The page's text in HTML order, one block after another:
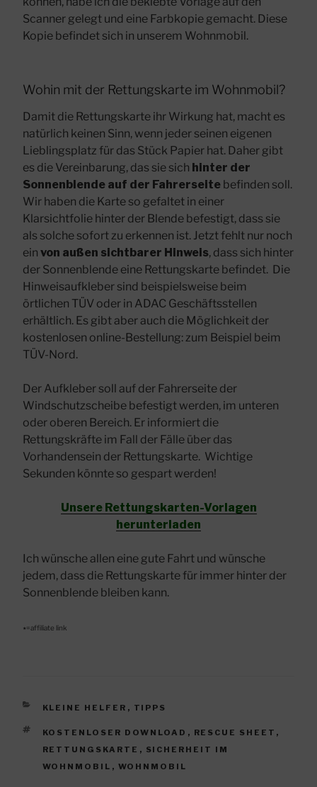
Scanner gelegt und eine Farbkopie gemacht. Diese
Kopie befindet sich in unserem Wohnmobil.
Wohin mit der Rettungskarte im Wohnmobil?
Damit die Rettungskarte ihr Wirkung hat, macht es
natürlich keinen Sinn, wenn jeder seinen eigenen
Lieblingsplatz für das Stück Papier hat. Daher gibt
es die Vereinbarung, das sie sich hinter der
Sonnenblende auf der Fahrerseite befinden soll.
Wir haben die Karte so gefaltet in einer
Klarsichtfolie hinter der Blende befestigt, dass sie
als solche sofort zu erkennen ist. Jetzt fehlt nur noch
ein von außen sichtbarer Hinweis, dass sich hinter
der Sonnenblende eine Rettungskarte befindet. Die
Hinweisaufkleber sind beispielsweise beim
örtlichen TÜV oder in ADAC Geschäftsstellen
erhältlich. Es gibt aber auch die Möglichkeit der
kostenlosen online-Bestellung: zum Beispiel beim
TÜV-Nord.
Der Aufkleber soll auf der Fahrerseite der
Windschutzscheibe befestigt werden, im unteren
oder oberen Bereich. Er informiert die
Rettungskräfte im Fall der Fälle über das
Vorhandensein der Rettungskarte. Wichtige
Sekunden könnte so gespart werden!
Unsere Rettungskarten-Vorlagen
herunterladen
Ich wünsche allen eine gute Fahrt und wünsche
jedem, dass die Rettungskarte für immer hinter der
Sonnenblende bleiben kann.
٭=affiliate link
KATEGORIEN
KLEINE HELFER , TIPPS
SCHLAGWÖRTER
KOSTENLOSER DOWNLOAD , RESCUE SHEET ,
RETTUNGSKARTE , SICHERHEIT IM
WOHNMOBIL , WOHNMOBIL